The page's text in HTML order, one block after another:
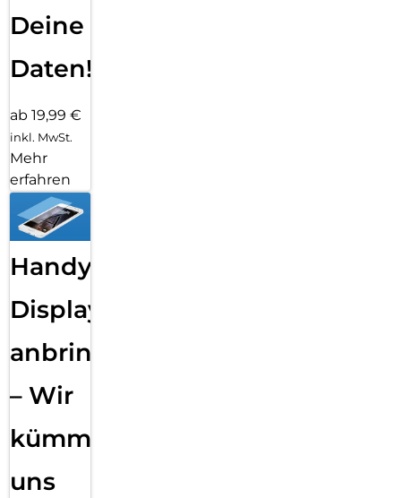
Deine
Daten!
ab 19,99 €
inkl. MwSt.
Mehr
erfahren
Handy
Displayfolie
anbringen
– Wir
kümmern
uns